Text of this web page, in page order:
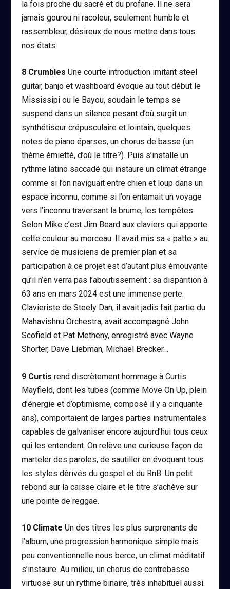
la fois proche du sacré et du profane. Il ne sera
jamais gourou ni racoleur, seulement humble et
rassembleur, désireux de nous mettre dans tous
nos états.
8 Crumbles Une courte introduction imitant steel
guitar, banjo et washboard évoque au tout début le
Mississipi ou le Bayou, soudain le temps se
suspend dans un silence pesant d’où surgit un
synthétiseur crépusculaire et lointain, quelques
notes de piano éparses, un chorus de basse (un
thème émietté, d’où le titre?). Puis s’installe un
rythme latino saccadé qui instaure un climat étrange
comme si l’on naviguait entre chien et loup dans un
espace inconnu, comme si l’on entamait un voyage
vers l’inconnu traversant la brume, les tempêtes.
Selon Mike c’est Jim Beard aux claviers qui apporte
cette couleur au morceau. Il avait mis sa « patte » au
service de musiciens de premier plan et sa
participation à ce projet est d’autant plus émouvante
qu’il n’en verra pas l’aboutissement : sa disparition à
63 ans en mars 2024 est une immense perte.
Clavieriste de Steely Dan, il avait jadis fait partie du
Mahavishnu Orchestra, avait accompagné John
Scofield et Pat Metheny, enregistré avec Wayne
Shorter, Dave Liebman, Michael Brecker…
9 Curtis rend discrètement hommage à Curtis
Mayfield, dont les tubes (comme Move On Up, plein
d’énergie et d’optimisme, composé il y a cinquante
ans), comportaient de larges parties instrumentales
capables de galvaniser encore aujourd’hui tous ceux
qui les entendent. On relève une curieuse façon de
marteler des paroles, de sautiller en évoquant tous
les styles dérivés du gospel et du RnB. Un petit
rebond sur la caisse claire et le titre s’achève sur
une pointe de reggae.
10 Climate Un des titres les plus surprenants de
l’album, une progression harmonique simple mais
peu conventionnelle nous berce, un climat méditatif
s’instaure. Au milieu, un chorus de contrebasse
virtuose sur un rythme binaire, très inhabituel aussi.